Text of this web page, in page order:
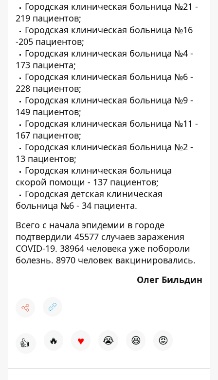
Городская клиническая больница №21 -
219 пациентов;
Городская клиническая больница №16
-205 пациентов;
Городская клиническая больница №4 -
173 пациента;
Городская клиническая больница №6 -
228 пациентов;
Городская клиническая больница №9 -
149 пациентов;
Городская клиническая больница №11 -
167 пациентов;
Городская клиническая больница №2 -
13 пациентов;
Городская клиническая больница
скорой помощи - 137 пациентов;
Городская детская клиническая
больница №6 - 34 пациента.
Всего с начала эпидемии в городе
подтвердили 45577 случаев заражения
COVID-19. 38964 человека уже побороли
болезнь. 8970 человек вакцинировались.
Олег Бильдин
👍 🔥 ♥ 😭 😆 😡